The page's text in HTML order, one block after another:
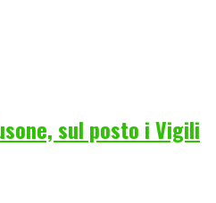
sul posto i Vigili